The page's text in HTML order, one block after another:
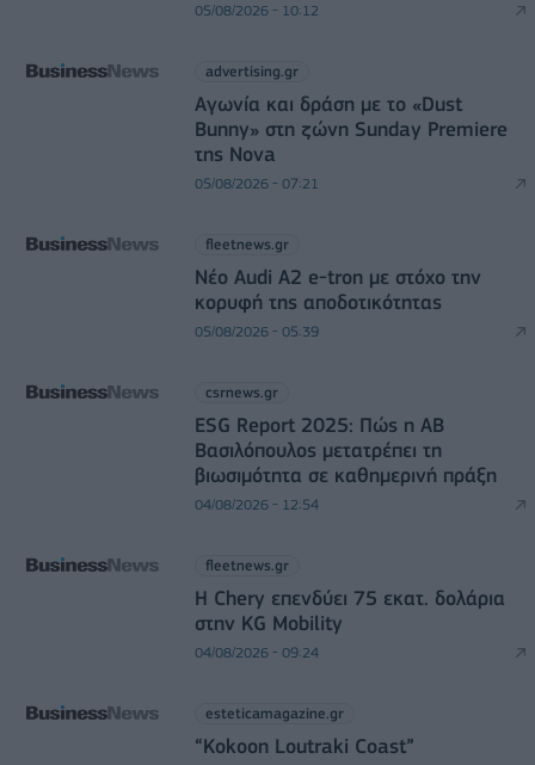
05/08/2026 - 10:12
advertising.gr
Αγωνία και δράση με το «Dust
Bunny» στη ζώνη Sunday Premiere
της Nova
05/08/2026 - 07:21
fleetnews.gr
Νέο Audi A2 e-tron με στόχο την
κορυφή της αποδοτικότητας
05/08/2026 - 05:39
csrnews.gr
ESG Report 2025: Πώς η ΑΒ
Βασιλόπουλος μετατρέπει τη
βιωσιμότητα σε καθημερινή πράξη
04/08/2026 - 12:54
fleetnews.gr
Η Chery επενδύει 75 εκατ. δολάρια
στην KG Mobility
04/08/2026 - 09:24
esteticamagazine.gr
“Kokoon Loutraki Coast”